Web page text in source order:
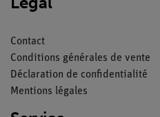
Contact
Conditions générales de vente
Déclaration de confidentialité
Mentions légales